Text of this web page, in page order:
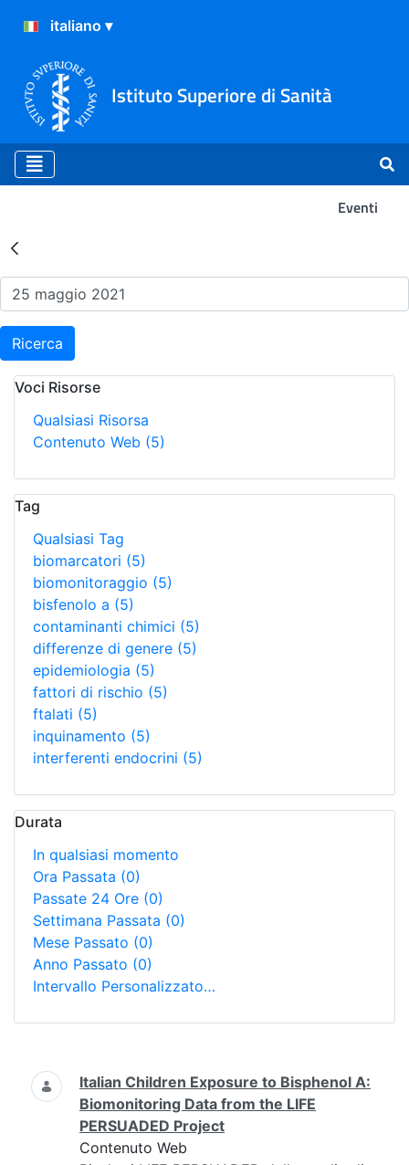
Istituto Superiore di Sanità
Eventi
Risultati della Ricerca -
Ricerca
Voci Risorse
Qualsiasi Risorsa
Contenuto Web (5)
Tag
Qualsiasi Tag
biomarcatori (5)
biomonitoraggio (5)
bisfenolo a (5)
contaminanti chimici (5)
differenze di genere (5)
epidemiologia (5)
fattori di rischio (5)
ftalati (5)
inquinamento (5)
interferenti endocrini (5)
Durata
In qualsiasi momento
Ora Passata (0)
Passate 24 Ore (0)
Settimana Passata (0)
Mese Passato (0)
Anno Passato (0)
Intervallo Personalizzato…
Ricerca
Italian Children Exposure to Bisphenol A:
Biomonitoring Data from the LIFE
PERSUADED Project
Contenuto Web